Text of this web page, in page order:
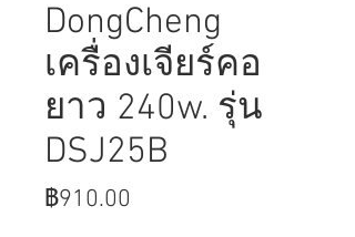
DongCheng
เครื่องเจียร์คอ
ยาว 240w. รุ่น
DSJ25B
฿910.00